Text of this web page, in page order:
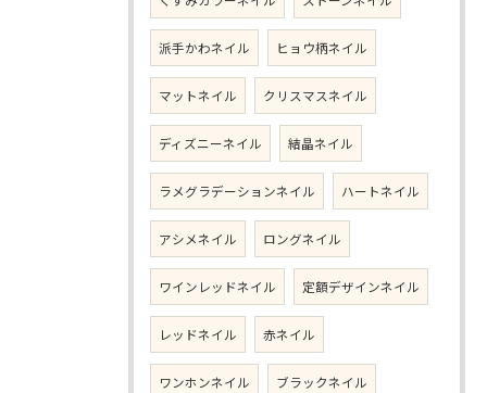
派手かわネイル ヒョウ柄ネイル
マットネイル クリスマスネイル
ディズニーネイル 結晶ネイル
ラメグラデーションネイル ハートネイル
アシメネイル ロングネイル
ワインレッドネイル 定額デザインネイル
レッドネイル 赤ネイル
ワンホンネイル ブラックネイル